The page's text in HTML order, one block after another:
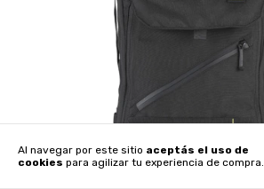
Al navegar por este sitio aceptás el uso de
cookies para agilizar tu experiencia de compra.